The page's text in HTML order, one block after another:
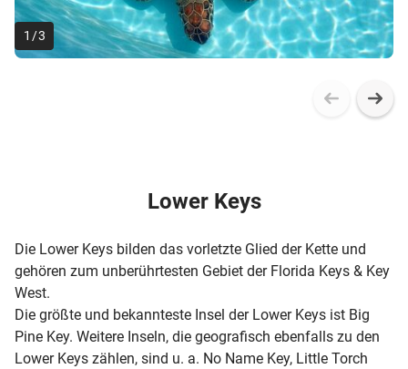
1 /3
Lower Keys
Die Lower Keys bilden das vorletzte Glied der Kette und
gehören zum unberührtesten Gebiet der Florida Keys & Key
West.
Die größte und bekannteste Insel der Lower Keys ist Big
Pine Key. Weitere Inseln, die geografisch ebenfalls zu den
Lower Keys zählen, sind u. a. No Name Key, Little Torch